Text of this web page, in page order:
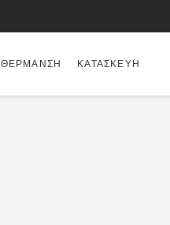
ΘΈΡΜΑΝΣΗ ΚΑΤΑΣΚΕΥΉ